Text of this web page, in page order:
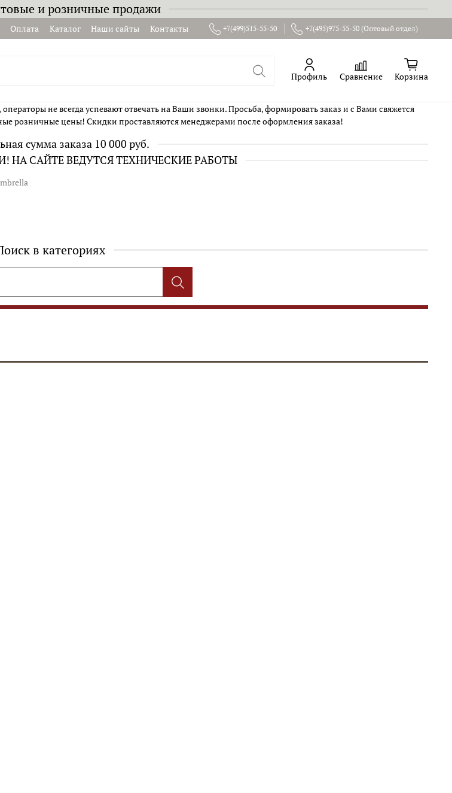
и розничные продажи
Оплата Каталог Наши сайты Контакты +7(499)515-55-50 +7(495)975-55-50 (Оптовый отдел)
Профиль Сравнение Корзина
не всегда успевают отвечать на Ваши звонки. Просьба, формировать заказ и с Вами свяжется
розничные цены! Скидки проставляются менеджерами после оформления заказа!
сумма заказа 10 000 руб.
НА САЙТЕ ВЕДУТСЯ ТЕХНИЧЕСКИЕ РАБОТЫ
в категориях